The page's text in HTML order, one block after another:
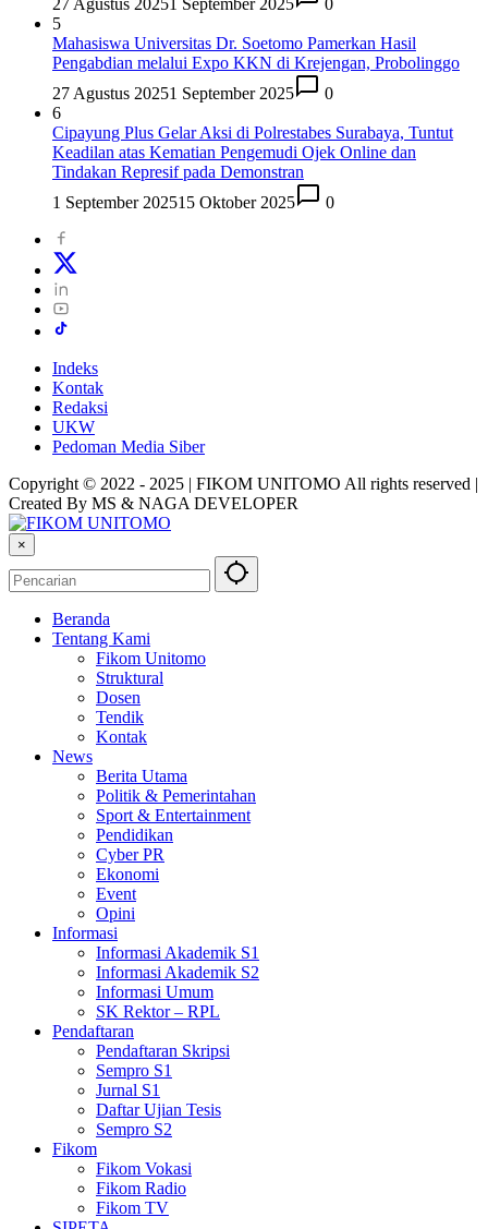
5
Mahasiswa Universitas Dr. Soetomo Pamerkan Hasil
Pengabdian melalui Expo KKN di Krejengan, Probolinggo
27 Agustus 20251 September 2025
0
6
Cipayung Plus Gelar Aksi di Polrestabes Surabaya, Tuntut
Keadilan atas Kematian Pengemudi Ojek Online dan
Tindakan Represif pada Demonstran
1 September 202515 Oktober 2025 0
Indeks
Kontak
Redaksi
UKW
Pedoman Media Siber
Copyright © 2022 - 2025 | FIKOM UNITOMO All rights reserved |
Created By MS & NAGA DEVELOPER
×
Beranda
Tentang Kami
Fikom Unitomo
Struktural
Dosen
Tendik
Kontak
News
Berita Utama
Politik & Pemerintahan
Sport & Entertainment
Pendidikan
Cyber PR
Ekonomi
Event
Opini
Informasi
Informasi Akademik S1
Informasi Akademik S2
Informasi Umum
SK Rektor – RPL
Pendaftaran
Pendaftaran Skripsi
Sempro S1
Jurnal S1
Daftar Ujian Tesis
Sempro S2
Fikom
Fikom Vokasi
Fikom Radio
Fikom TV